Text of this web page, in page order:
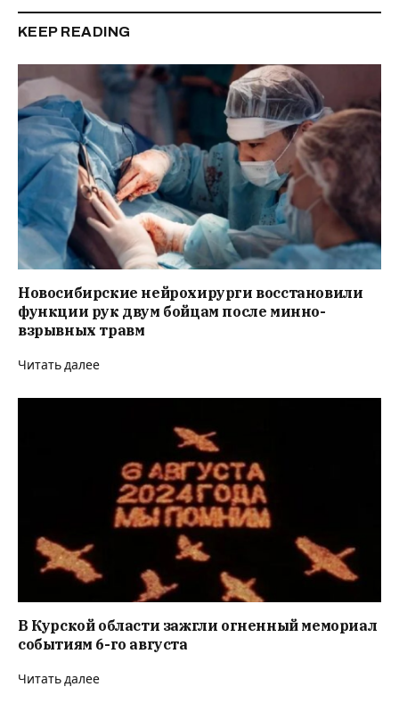
KEEP READING
Новосибирские нейрохирурги восстановили
функции рук двум бойцам после минно-
взрывных травм
Читать далее
В Курской области зажгли огненный мемориал
событиям 6-го августа
Читать далее